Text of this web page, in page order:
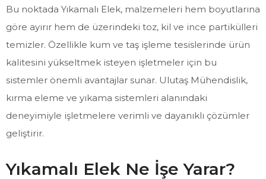
Bu noktada Yıkamalı Elek, malzemeleri hem boyutlarına
göre ayırır hem de üzerindeki toz, kil ve ince partikülleri
temizler. Özellikle kum ve taş işleme tesislerinde ürün
kalitesini yükseltmek isteyen işletmeler için bu
sistemler önemli avantajlar sunar. Ulutaş Mühendislik,
kırma eleme ve yıkama sistemleri alanındaki
deneyimiyle işletmelere verimli ve dayanıklı çözümler
geliştirir.
Yıkamalı Elek Ne İşe Yarar?